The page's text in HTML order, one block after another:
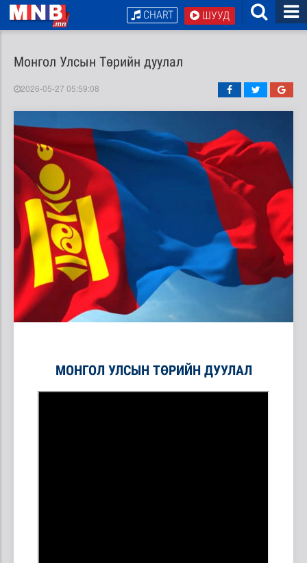
ШУУД
CHART
Монгол Улсын Төрийн дуулал
2026-05-27 05:59:08
МОНГОЛ УЛСЫН ТӨРИЙН ДУУЛАЛ